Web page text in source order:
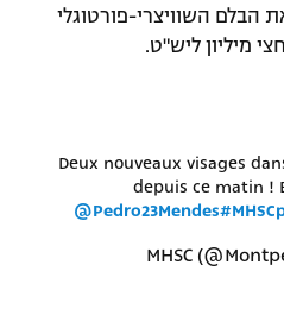
הבלם השוויצרי-פורטוגלי
מיליון ליש"ט.
Deux nouveaux visages
depuis ce matin !
@Pedro23Mendes#MHSC